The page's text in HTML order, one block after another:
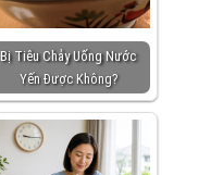
Bị Tiêu Chảy Uống Nước
Yến Được Không?